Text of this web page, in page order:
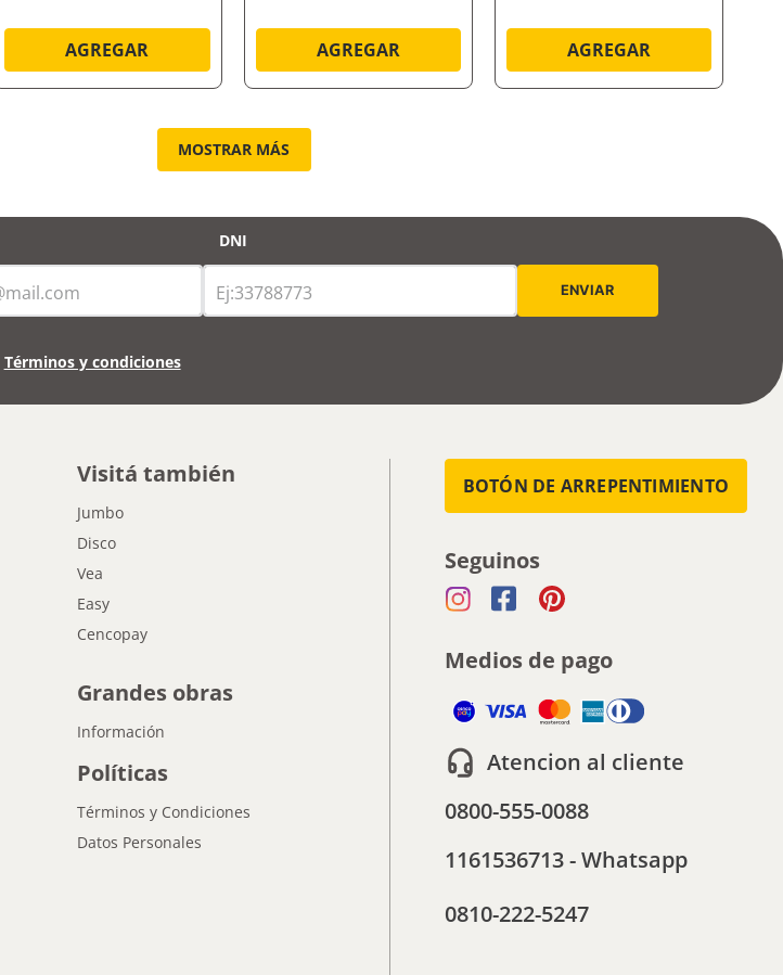
AGREGAR AGREGAR AGREGAR
MOSTRAR MÁS
DNI
Términos y condiciones
Visitá también
Jumbo
Disco
Vea
Easy
Cencopay
Grandes obras
Información
Políticas
Términos y Condiciones
Datos Personales
BOTÓN DE ARREPENTIMIENTO
Seguinos
Medios de pago
Atencion al cliente
0800-555-0088
1161536713 - Whatsapp
0810-222-5247